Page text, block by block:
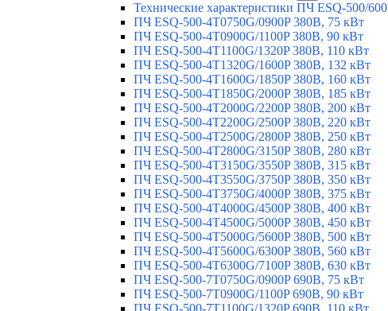
Технические характеристики ПЧ ESQ-500/600
ПЧ ESQ-500-4T0750G/0900P 380В, 75 кВт
ПЧ ESQ-500-4T0900G/1100P 380В, 90 кВт
ПЧ ESQ-500-4T1100G/1320P 380В, 110 кВт
ПЧ ESQ-500-4T1320G/1600P 380В, 132 кВт
ПЧ ESQ-500-4T1600G/1850P 380В, 160 кВт
ПЧ ESQ-500-4T1850G/2000P 380В, 185 кВт
ПЧ ESQ-500-4T2000G/2200P 380В, 200 кВт
ПЧ ESQ-500-4T2200G/2500P 380В, 220 кВт
ПЧ ESQ-500-4T2500G/2800P 380В, 250 кВт
ПЧ ESQ-500-4T2800G/3150P 380В, 280 кВт
ПЧ ESQ-500-4T3150G/3550P 380В, 315 кВт
ПЧ ESQ-500-4T3550G/3750P 380В, 350 кВт
ПЧ ESQ-500-4T3750G/4000P 380В, 375 кВт
ПЧ ESQ-500-4T4000G/4500P 380В, 400 кВт
ПЧ ESQ-500-4T4500G/5000P 380В, 450 кВт
ПЧ ESQ-500-4T5000G/5600P 380В, 500 кВт
ПЧ ESQ-500-4T5600G/6300P 380В, 560 кВт
ПЧ ESQ-500-4T6300G/7100P 380В, 630 кВт
ПЧ ESQ-500-7T0750G/0900P 690В, 75 кВт
ПЧ ESQ-500-7T0900G/1100P 690В, 90 кВт